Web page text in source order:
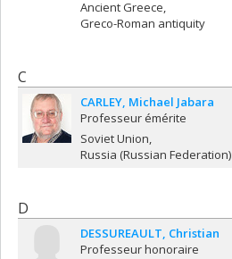
Ancient Greece
Greco-Roman antiquity
C
CARLEY Michael Jabara
Professeur émérite
Soviet Union
Russia (Russian Federation)
D
DESSUREAULT Christian
Professeur honoraire